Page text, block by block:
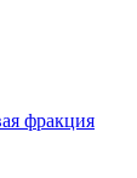
фракция